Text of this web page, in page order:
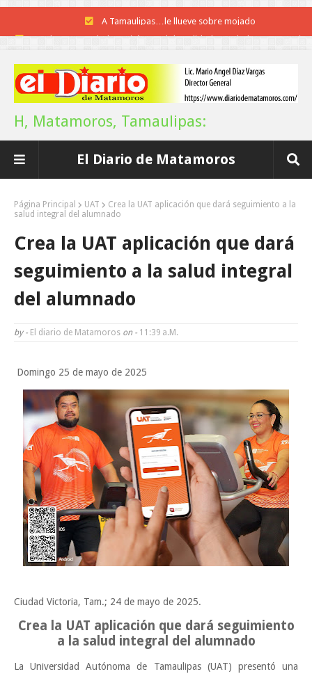
Instala Sector Salud Comité Estatal de Calidad en Salud para
Inicia el ayuntamiento pavimentación de la calle Miguel Alemán en
La UAT, Gobierno del Estado y ganaderos consolidan proyecto
Tam”
La ONU publica Segundo Informe Subnacional de Tamaulipas
Disney reconoce a nivel mundial talento de estudiante de la UAT
Inicia el ayuntamiento pavimentación de la calle Ingenieros en la
Alberto Carrera Torres
Prepara la UAT el arranque del ciclo escolar Otoño 2026
A Tamaulipas…le llueve sobre mojado
Sabado, 8 Agosto
H, Matamoros, Tamaulipas:
El Diario de Matamoros
Página Principal UAT
Crea la UAT aplicación que dará seguimiento a la
salud integral del alumnado
Crea la UAT aplicación que dará
seguimiento a la salud integral
del alumnado
by - El diario de Matamoros on - 11:39 A.m.
Domingo 25 de mayo de 2025
Ciudad Victoria, Tam.; 24 de mayo de 2025.
Crea la UAT aplicación que dará seguimiento
a la salud integral del alumnado
La Universidad Autónoma de Tamaulipas (UAT) presentó una